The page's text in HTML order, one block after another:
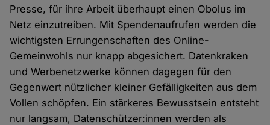
Presse, für ihre Arbeit überhaupt einen Obolus im
Netz einzutreiben. Mit Spendenaufrufen werden die
wichtigsten Errungenschaften des Online-
Gemeinwohls nur knapp abgesichert. Datenkraken
und Werbenetzwerke können dagegen für den
Gegenwert nützlicher kleiner Gefälligkeiten aus dem
Vollen schöpfen. Ein stärkeres Bewusstsein entsteht
nur langsam, Datenschützer:innen werden als